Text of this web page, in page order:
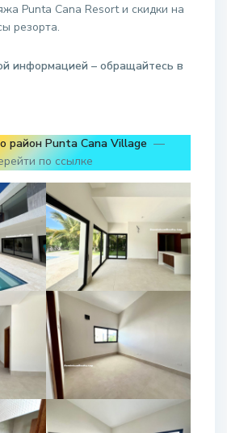
Punta Cana Resort и скидки на
резорта.
информацией – обращайтесь в
район Punta Cana Village —
по ссылке